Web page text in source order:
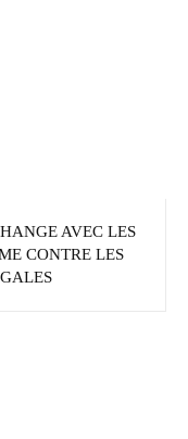
AVEC LES
CONTRE LES